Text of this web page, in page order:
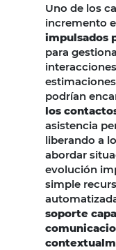
Uno de los
incremento
impulsados
para
podrían
los
asistencia
liberando a
abordar
evolución
simple
soporte